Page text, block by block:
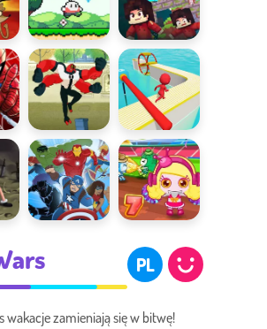
Super Onion
Boy
Bloxd.io
Na ratunek
światu
Fun Race 3D
Hydrą
PL
wakacje zamieniają się w bitwę!